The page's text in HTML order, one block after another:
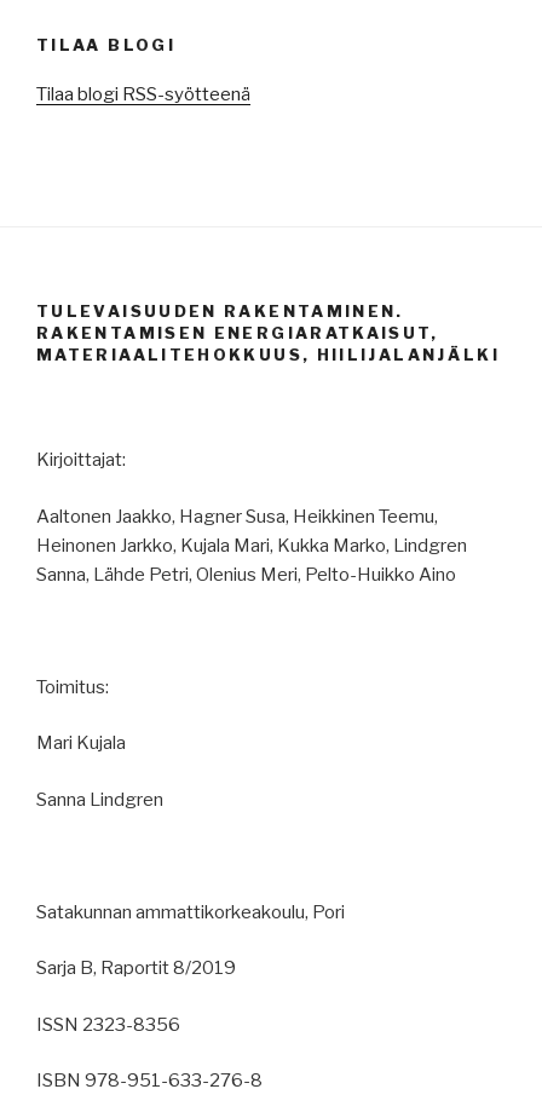
TILAA BLOGI
Tilaa blogi RSS-syötteenä
TULEVAISUUDEN RAKENTAMINEN.
RAKENTAMISEN ENERGIARATKAISUT,
MATERIAALITEHOKKUUS, HIILIJALANJÄLKI
Kirjoittajat:
Aaltonen Jaakko, Hagner Susa, Heikkinen Teemu,
Heinonen Jarkko, Kujala Mari, Kukka Marko, Lindgren
Sanna, Lähde Petri, Olenius Meri, Pelto-Huikko Aino
Toimitus:
Mari Kujala
Sanna Lindgren
Satakunnan ammattikorkeakoulu, Pori
Sarja B, Raportit 8/2019
ISSN 2323-8356
ISBN 978-951-633-276-8